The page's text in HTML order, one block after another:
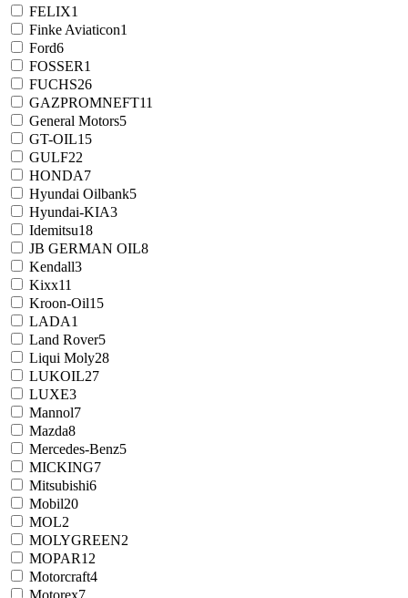
FELIX1
Finke Aviaticon1
Ford6
FOSSER1
FUCHS26
GAZPROMNEFT11
General Motors5
GT-OIL15
GULF22
HONDA7
Hyundai Oilbank5
Hyundai-KIA3
Idemitsu18
JB GERMAN OIL8
Kendall3
Kixx11
Kroon-Oil15
LADA1
Land Rover5
Liqui Moly28
LUKOIL27
LUXE3
Mannol7
Mazda8
Mercedes-Benz5
MICKING7
Mitsubishi6
Mobil20
MOL2
MOLYGREEN2
MOPAR12
Motorcraft4
Motorex7